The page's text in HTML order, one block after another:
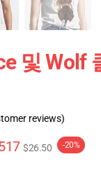
및 Wolf
reviews)
$26.50 -20%